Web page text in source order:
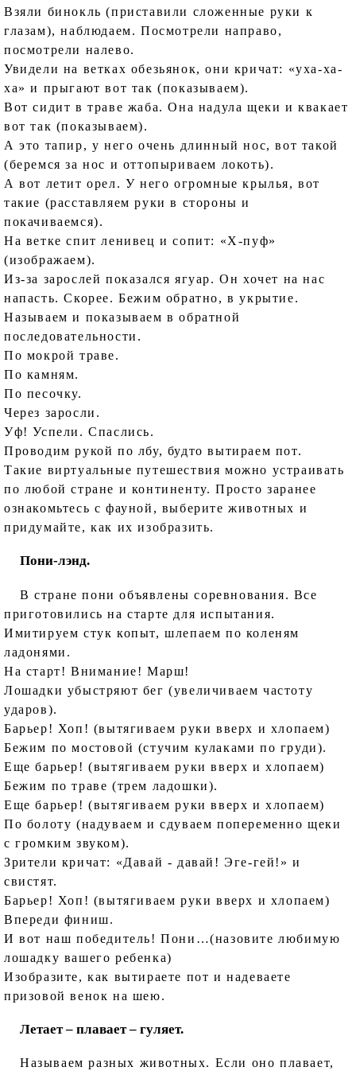
Взяли бинокль (приставили сложенные руки к
глазам), наблюдаем. Посмотрели направо,
посмотрели налево.
Увидели на ветках обезьянок, они кричат: «уха-ха-
ха» и прыгают вот так (показываем).
Вот сидит в траве жаба. Она надула щеки и квакает
вот так (показываем).
А это тапир, у него очень длинный нос, вот такой
(беремся за нос и оттопыриваем локоть).
А вот летит орел. У него огромные крылья, вот
такие (расставляем руки в стороны и
покачиваемся).
На ветке спит ленивец и сопит: «Х-пуф»
(изображаем).
Из-за зарослей показался ягуар. Он хочет на нас
напасть. Скорее. Бежим обратно, в укрытие.
Называем и показываем в обратной
последовательности.
По мокрой траве.
По камням.
По песочку.
Через заросли.
Уф! Успели. Спаслись.
Проводим рукой по лбу, будто вытираем пот.
Такие виртуальные путешествия можно устраивать
по любой стране и континенту. Просто заранее
ознакомьтесь с фауной, выберите животных и
придумайте, как их изобразить.
Пони-лэнд.
В стране пони объявлены соревнования. Все
приготовились на старте для испытания.
Имитируем стук копыт, шлепаем по коленям
ладонями.
На старт! Внимание! Марш!
Лошадки убыстряют бег (увеличиваем частоту
ударов).
Барьер! Хоп! (вытягиваем руки вверх и хлопаем)
Бежим по мостовой (стучим кулаками по груди).
Еще барьер! (вытягиваем руки вверх и хлопаем)
Бежим по траве (трем ладошки).
Еще барьер! (вытягиваем руки вверх и хлопаем)
По болоту (надуваем и сдуваем попеременно щеки
с громким звуком).
Зрители кричат: «Давай - давай! Эге-гей!» и
свистят.
Барьер! Хоп! (вытягиваем руки вверх и хлопаем)
Впереди финиш.
И вот наш победитель! Пони…(назовите любимую
лошадку вашего ребенка)
Изобразите, как вытираете пот и надеваете
призовой венок на шею.
Летает – плавает – гуляет.
Называем разных животных. Если оно плавает,